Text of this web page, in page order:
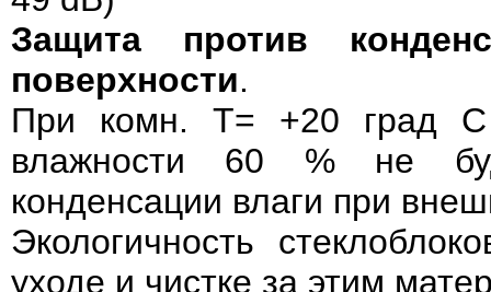
Защита против
поверхности.
При комн. Т= +20 град С
влажности 60 % не
конденсации влаги при
Экологичность
уходе и чистке за этим